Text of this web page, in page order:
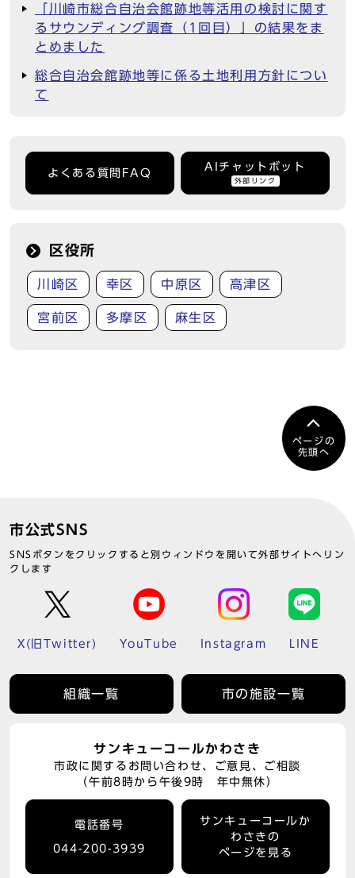
「川崎市総合自治会館跡地等活用の検討に関す
るサウンディング調査（1回目）」の結果をま
とめました
総合自治会館跡地等に係る土地利用方針につい
て
よくある質問FAQ
AIチャットボット
外部リンク
区役所
川崎区 幸区 中原区 高津区
宮前区 多摩区 麻生区
ページの
先頭へ
市公式SNS
SNSボタンをクリックすると別ウィンドウを開いて外部サイトへリン
クします
X(旧Twitter) YouTube Instagram LINE
組織一覧 市の施設一覧
サンキューコールかわさき
市政に関するお問い合わせ、ご意見、ご相談
（午前8時から午後9時 年中無休）
電話番号
044-200-3939
サンキューコールか
わさきの
ページを見る